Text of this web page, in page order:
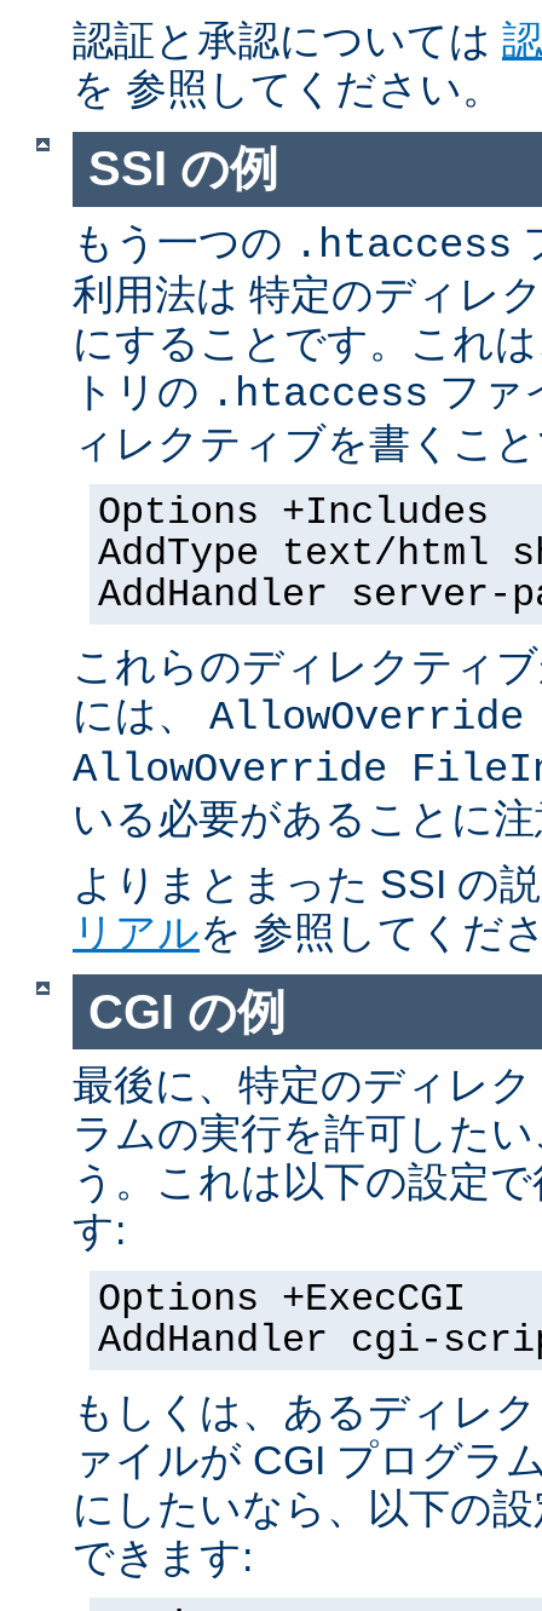
認証と承認については
を 参照してください。
SSI の例
もう一つの .htaccess
利用法は 特定のディレ
にすることです。これ
トリの .htaccess ファ
ィレクティブを書くこ
Options +Includes
AddType text/html
AddHandler server-
これらのディレクティ
には、 AllowOverride
AllowOverride
いる必要があることに
よりまとまった SSI の
リアルを 参照してくだ
CGI の例
最後に、特定のディレ
ラムの実行を許可した
う。これは以下の設定
す:
Options +ExecCGI
AddHandler cgi-
もしくは、あるディレ
ァイルが CGI プログラ
にしたいなら、以下の
できます: